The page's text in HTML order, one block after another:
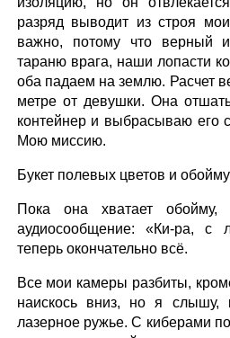
разряд выводит из строя
важно, потому что верный
тараню врага, наши лопасти
оба падаем на землю. Расчет
метре от девушки. Она
контейнер и выбрасываю его
Мою миссию.
Букет полевых цветов и
Пока она хватает обойму,
аудиосообщение: «Ки-ра, с
теперь окончательно всё.
Все мои камеры разбиты,
наискось вниз, но я слышу,
лазерное ружье. С киберами